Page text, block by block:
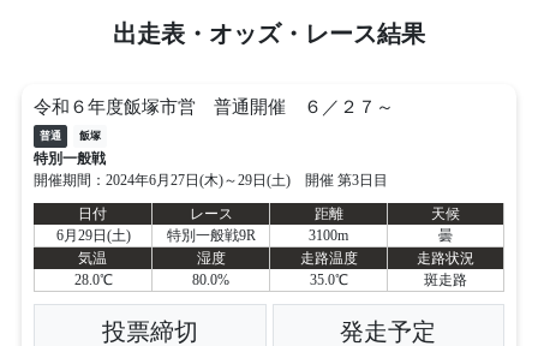
出走表・オッズ・レース結果
令和６年度飯塚市営 普通開催 ６／２７～
普通 飯塚
特別一般戦
開催期間：2024年6月27日(木)～29日(土) 開催 第3日目
日付
レース 距離
天候
6月29日(土)
特別一般戦9R 3100m
曇
気温
湿度 走路温度
走路状況
28.0℃
80.0% 35.0℃ 斑走路
投票締切
発走予定